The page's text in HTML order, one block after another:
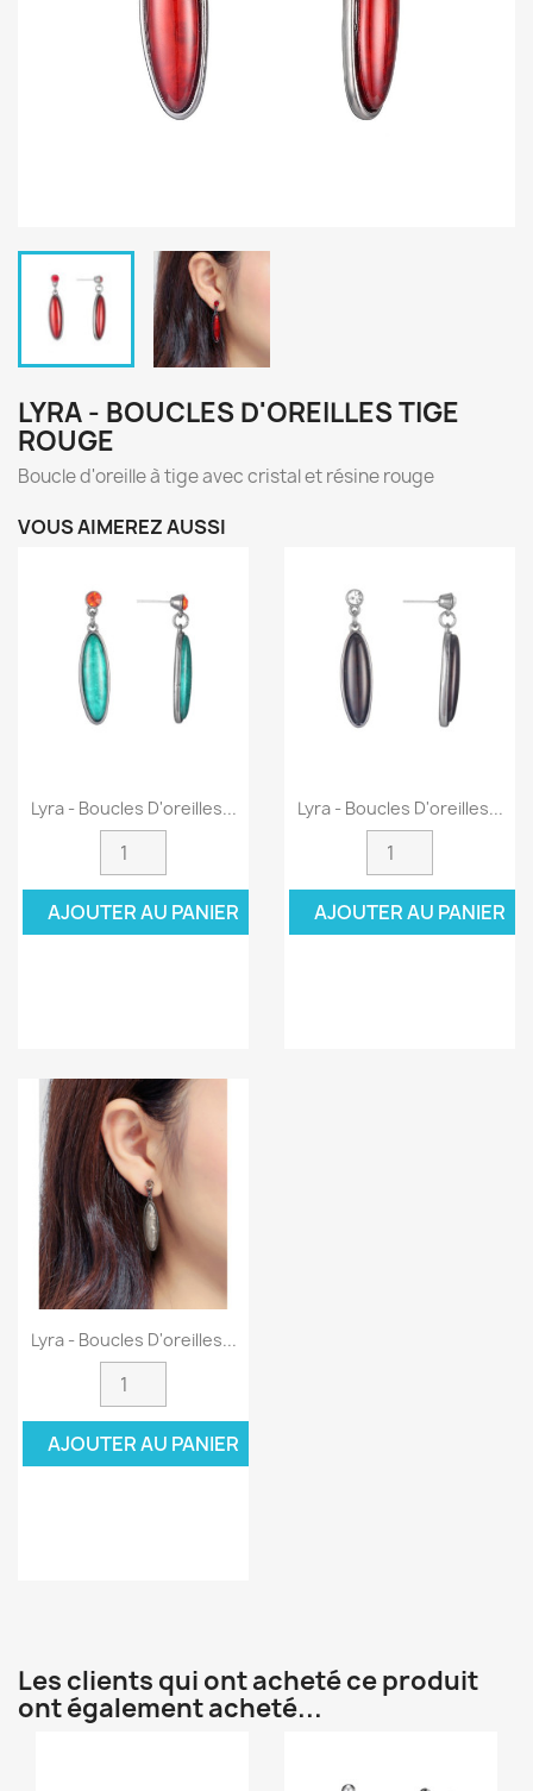
LYRA - BOUCLES D'OREILLES TIGE
ROUGE
Boucle d'oreille à tige avec cristal et résine rouge
VOUS AIMEREZ AUSSI
Lyra - Boucles D'oreilles...
AJOUTER AU PANIER
Lyra - Boucles D'oreilles...
AJOUTER AU PANIER
Lyra - Boucles D'oreilles...
AJOUTER AU PANIER
Les clients qui ont acheté ce produit
ont également acheté...